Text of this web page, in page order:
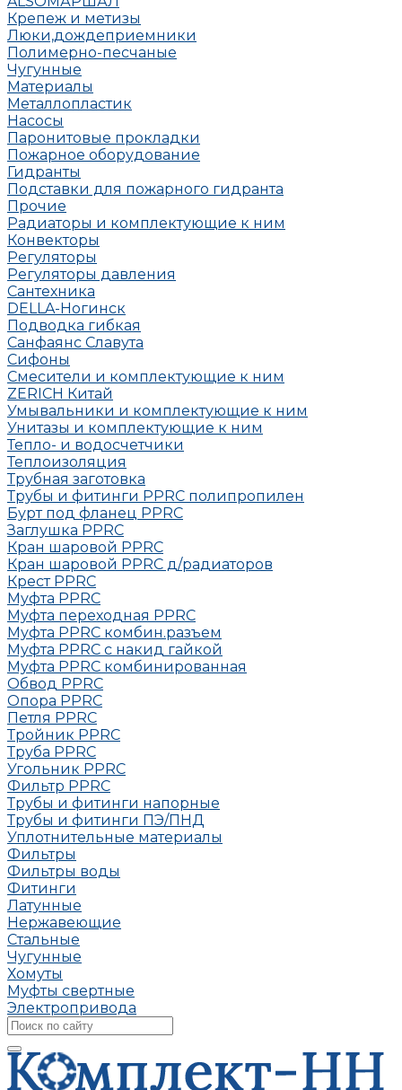
Крепеж и метизы
Люки,дождеприемники
Полимерно-песчаные
Чугунные
Материалы
Металлопластик
Насосы
Паронитовые прокладки
Пожарное оборудование
Гидранты
Подставки для пожарного гидранта
Прочие
Радиаторы и комплектующие к ним
Конвекторы
Регуляторы
Регуляторы давления
Сантехника
DELLA-Ногинск
Подводка гибкая
Санфаянс Славута
Сифоны
Смесители и комплектующие к ним
ZERICH Китай
Умывальники и комплектующие к ним
Унитазы и комплектующие к ним
Тепло- и водосчетчики
Теплоизоляция
Трубная заготовка
Трубы и фитинги PPRC полипропилен
Бурт под фланец РРRC
Заглушка РРRC
Кран шаровой PPRC
Кран шаровой PPRC д/радиаторов
Крест PPRC
Муфта PPRC
Муфта переходная PPRC
Муфта РРRC комбин.разъем
Муфта PPRC с накид гайкой
Муфта РРRC комбинированная
Обвод РРRC
Опора РРRC
Петля РРRC
Тройник РРRC
Труба РРRC
Угольник РРRC
Фильтр PPRC
Трубы и фитинги напорные
Трубы и фитинги ПЭ/ПНД
Уплотнительные материалы
Фильтры
Фильтры воды
Фитинги
Латунные
Нержавеющие
Стальные
Чугунные
Хомуты
Муфты свертные
Электропривода